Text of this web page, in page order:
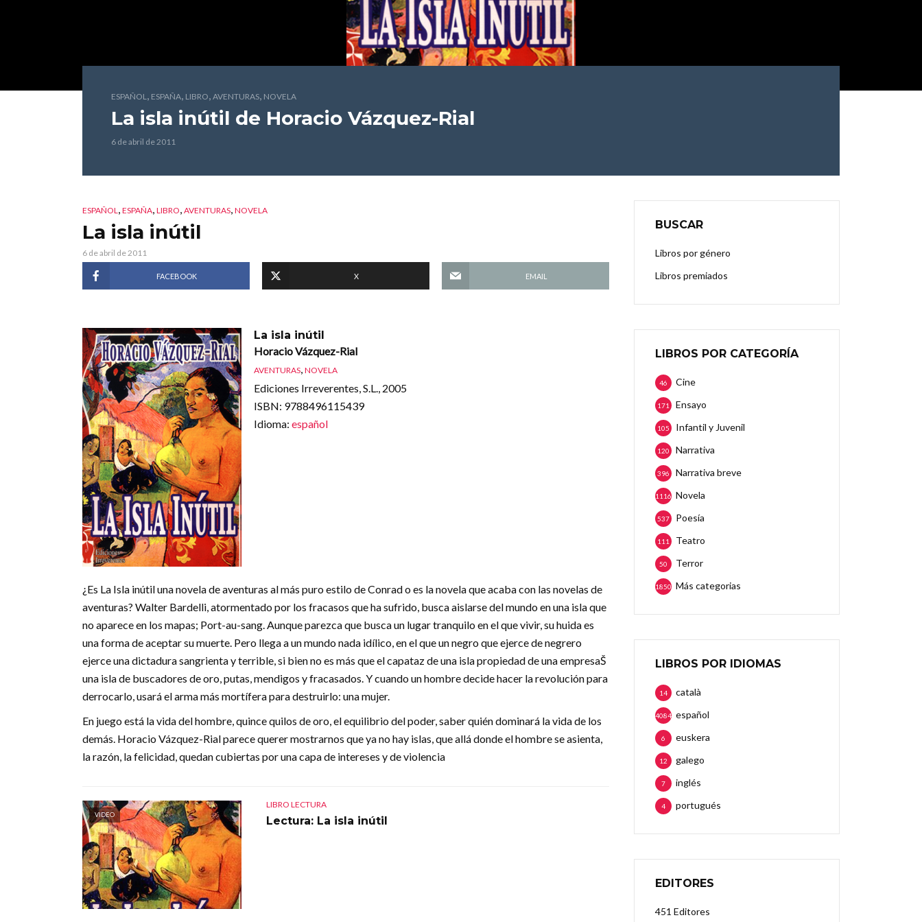
ESPAÑOL, ESPAÑA, LIBRO, AVENTURAS, NOVELA
La isla inútil de Horacio Vázquez-Rial
6 de abril de 2011
ESPAÑOL, ESPAÑA, LIBRO, AVENTURAS, NOVELA
La isla inútil
6 de abril de 2011
FACEBOOK X EMAIL
La isla inútil
Horacio Vázquez-Rial
AVENTURAS, NOVELA
Ediciones Irreverentes, S.L., 2005
ISBN: 9788496115439
Idioma: español
¿Es La Isla inútil una novela de aventuras al más puro estilo de Conrad o es la novela que acaba con las novelas de
aventuras? Walter Bardelli, atormentado por los fracasos que ha sufrido, busca aislarse del mundo en una isla que
no aparece en los mapas; Port-au-sang. Aunque parezca que busca un lugar tranquilo en el que vivir, su huida es
una forma de aceptar su muerte. Pero llega a un mundo nada idílico, en el que un negro que ejerce de negrero
ejerce una dictadura sangrienta y terrible, si bien no es más que el capataz de una isla propiedad de una empresaŠ
una isla de buscadores de oro, putas, mendigos y fracasados. Y cuando un hombre decide hacer la revolución para
derrocarlo, usará el arma más mortífera para destruirlo: una mujer.
En juego está la vida del hombre, quince quilos de oro, el equilibrio del poder, saber quién dominará la vida de los
demás. Horacio Vázquez-Rial parece querer mostrarnos que ya no hay islas, que allá donde el hombre se asienta,
la razón, la felicidad, quedan cubiertas por una capa de intereses y de violencia
VIDEO
LIBRO LECTURA
Lectura: La isla inútil
BUSCAR
Libros por género
Libros premiados
LIBROS POR CATEGORÍA
Cine
46
Ensayo
171
Infantil y Juvenil
105
Narrativa
120
Narrativa breve
396
Novela
1116
Poesía
537
Teatro
111
Terror
50
Más categorias
1850
LIBROS POR IDIOMAS
català
14
español
4084
euskera
6
galego
12
inglés
7
portugués
4
EDITORES
451 Editores